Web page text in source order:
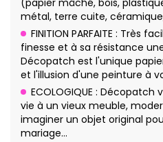
(papier mâché, bois,
métal, terre cuite,
FINITION PARFAITE : Très
finesse et à sa résistance
Décopatch est l'unique
et l'illusion d'une peinture à
ECOLOGIQUE :
vie à un vieux meuble,
imaginer un objet original
mariage…